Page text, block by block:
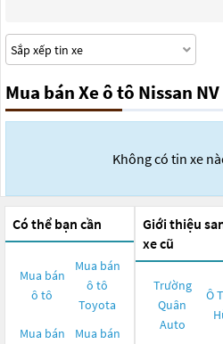
Mua bán Xe ô tô Nissan NV
Không có tin xe
Có thể bạn cần
Mua bán
ô tô
Mua bán
ô tô
Toyota
Mua bán
Mua bán
Giới thiệu
xe cũ
Trường
Quân
Auto
Ô